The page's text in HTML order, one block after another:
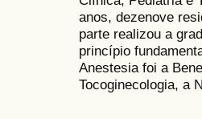
anos, dezenove
parte realizou a
princípio
Anestesia foi a
Tocoginecologia, a